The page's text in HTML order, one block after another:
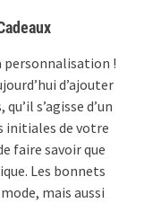
personnalisation !
d’ajouter
s’agisse d’un
initiales de votre
faire savoir que
Les bonnets
mais aussi